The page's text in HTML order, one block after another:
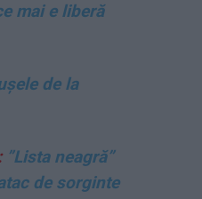
mai e liberă
de la
”Lista neagră”
de sorginte